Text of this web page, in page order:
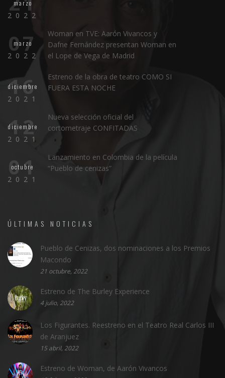
marzo
2022
07
marzo
2022
Woman en TVE: Aarón Vivancos y
Dafne Fernández presentan Woman en
el Lope de Vega de Madrid
16
diciembre
2021
Estreno de la obra de teatro COMO SI
FUERA ESTA NOCHE
12
diciembre
2021
Nueva selección oficial del
cortometraje CONFITADAS
01
octubre
2021
Lanzamiento en Colombia de la película
“Pueblo de cenizas”
ÚLTIMAS NOTICIAS
Pueblo de Cenizas, dos nominaciones a los Premios
Macondo
21 octubre, 2022
Estreno de The Burley Experience
4 julio, 2022
Los Figurantes. Reestreno en el Teatro Real Carlos III
de Aranjuez
15 abril, 2022
Estreno de Woman, de Aarón Vivancos